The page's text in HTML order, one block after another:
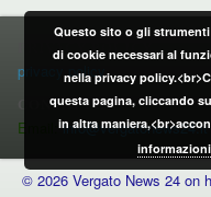
PRIVACY POLICY
privacy policy
CONTATTI:
Email:info@vergatonews24.it
© 2026 Vergato News 24 on
Questo sito o gli
di cookie necessari al
nella privacy
questa pagina, cliccando
in altra
informazioni